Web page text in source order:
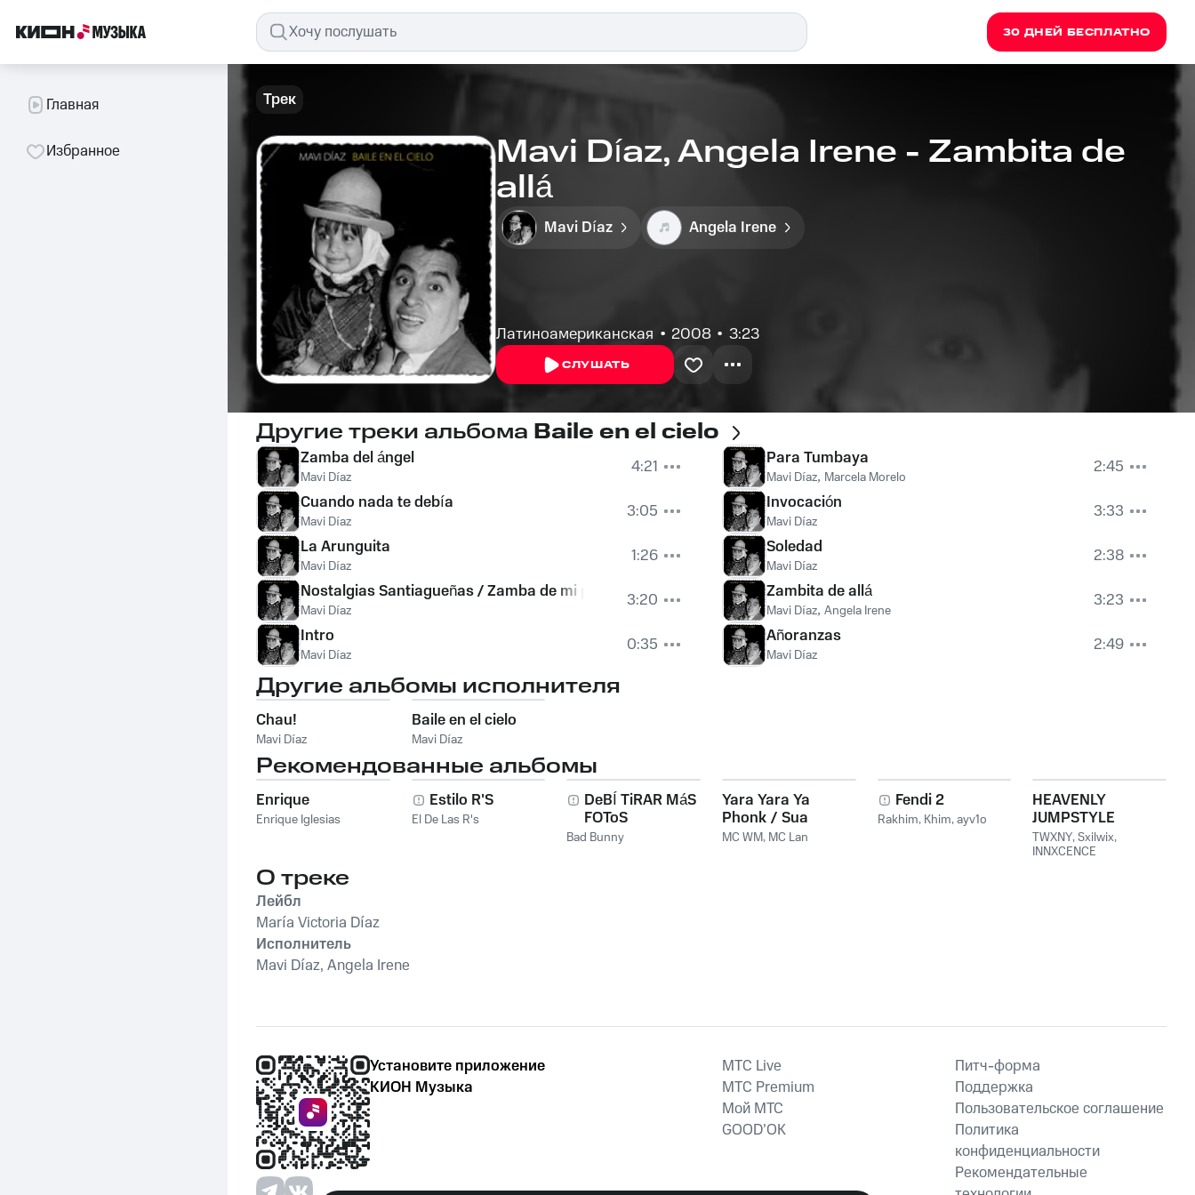
30 ДНЕЙ БЕСПЛАТНО
Главная
Избранное
Трек
Mavi Díaz, Angela Irene - Zambita de
allá
Mavi Díaz Angela Irene
Латиноамериканская 2008 3:23
СЛУШАТЬ
Другие треки альбома Baile en el cielo
Zamba del ángel
Mavi Díaz
4:21
Cuando nada te debía
Mavi Díaz
3:05
La Arunguita
Mavi Díaz
1:26
Nostalgias Santiagueñas / Zamba de mi pago
Mavi Díaz
3:20
Intro
Mavi Díaz 0:35
Para Tumbaya
Mavi Díaz, Marcela Morelo
2:45
Invocación
Mavi Díaz
3:33
Soledad
Mavi Díaz
2:38
Zambita de allá
Mavi Díaz, Angela Irene
3:23
Añoranzas
Mavi Díaz 2:49
Другие альбомы исполнителя
Chau!
Mavi Díaz
Baile en el cielo
Mavi Díaz
Рекомендованные альбомы
Enrique
Enrique Iglesias
Estilo R'S
El De Las R's
DeBÍ TiRAR MáS
FOToS
Bad Bunny
Yara Yara Ya
Phonk / Sua
Amiga Eu Vou
MC WM, MC Lan
Fendi 2
Rakhim, Khim,ayv1o
HEAVENLY
JUMPSTYLE
TWXNY,Sxilwix,
INNXCENCE
О треке
Лейбл
María Victoria Díaz
Исполнитель
Mavi Díaz, Angela Irene
Установите приложение
КИОН Музыка
MTС Live
MTС Premium
Мой МТС
GOOD’OK
Питч-форма
Поддержка
Пользовательское соглашение
Политика
конфиденциальности
Рекомендательные